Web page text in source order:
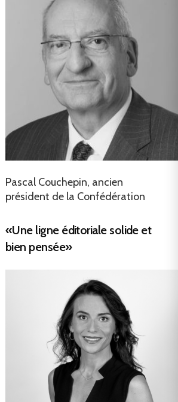
Pascal Couchepin, ancien
président de la Confédération
«Une ligne éditoriale solide et
bien pensée»